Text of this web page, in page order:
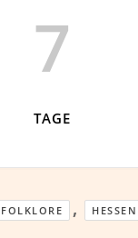
7
TAGE
FOLKLORE , HESSEN